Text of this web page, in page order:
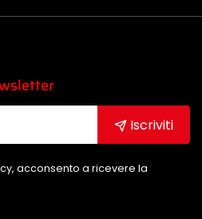
Iscriviti
acconsento a ricevere la